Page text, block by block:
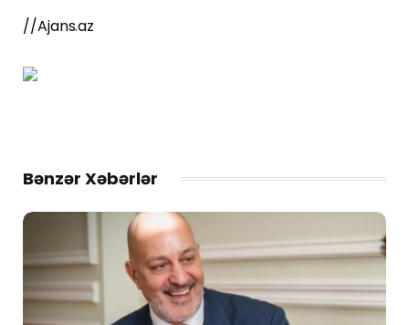
//Ajans.az
Bənzər Xəbərlər